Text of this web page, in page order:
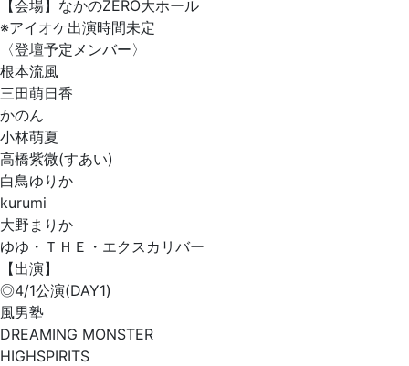
【会場】なかのZERO大ホール
※アイオケ出演時間未定
〈登壇予定メンバー〉
根本流風
三田萌日香
かのん
小林萌夏
高橋紫微(すあい)
白鳥ゆりか
kurumi
大野まりか
ゆゆ・ＴＨＥ・エクスカリバー
【出演】
◎4/1公演(DAY1)
風男塾
DREAMING MONSTER
HIGHSPIRITS